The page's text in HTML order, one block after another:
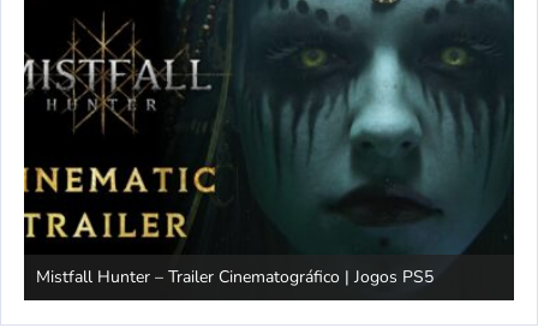
Mistfall Hunter – Trailer Cinematográfico | Jogos PS5